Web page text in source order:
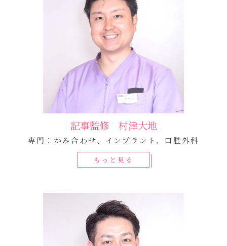
記事監修 村津大地
専門：かみ合わせ、インプラント、口腔外科
もっと見る